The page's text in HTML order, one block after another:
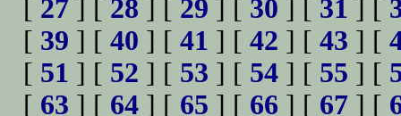
[ 27 ] [ 28 ] [ 29 ] [ 30 ] [ 31 ] [
[ 39 ] [ 40 ] [ 41 ] [ 42 ] [ 43 ] [
[ 51 ] [ 52 ] [ 53 ] [ 54 ] [ 55 ] [
[ 63 ] [ 64 ] [ 65 ] [ 66 ] [ 67 ] [